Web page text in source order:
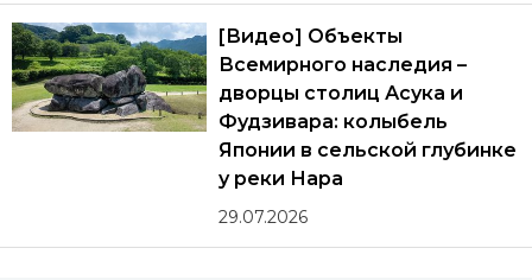
[Видео] Объекты
Всемирного наследия –
дворцы столиц Асука и
Фудзивара: колыбель
Японии в сельской глубинке
у реки Нара
29.07.2026